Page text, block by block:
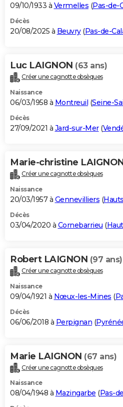
GUIDES D'ACHAT
BONS PLANS
Carte de Noël
Carte Bonne année
Carte Saint-Valentin
Carte Pâques
Carte d'anniversaire
DICTIONNAIRE
Dictionnaire
Biographies
Citations
Expressions
Proverbes
PROGRAMME TV
S'inscrire
Se connecter
Lycées
Collèges
Primaires
Universités
Entreprises
Service militaire
Avis de recherche
AVIS DE DÉCÈS
Bricolage
Lifestyle
Culture
Sport
Auto
Television
Voyage
Cinema
09/10/1933 à Vermelles (Pas-de-
Décès
20/08/2025 à Beuvry(Pas-de-
Luc LAIGNON (63 ans)
Créer une cagnotte obsèques
Naissance
06/03/1958 à Montreuil (Seine-
Décès
27/09/2021 à Jard-sur-Mer(
Marie-christine
Créer une cagnotte obsèques
Naissance
20/03/1957 à Gennevilliers (
Décès
03/04/2020 à Cornebarrieu (
Robert LAIGNON (97 ans)
Créer une cagnotte obsèques
Naissance
09/04/1921 à Nœux-les-Mines (
Décès
06/06/2018 à Perpignan (
Marie LAIGNON (67 ans)
Créer une cagnotte obsèques
Naissance
08/04/1948 à Mazingarbe (Pas-